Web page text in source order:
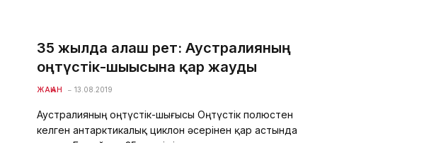
35 жылда алғаш рет: Аустралияның
оңтүстік-шығысына қар жауды
ЖАҺАН 13.08.2019
Аустралияның оңтүстік-шығысы Оңтүстік полюстен
келген антарктикалық циклон әсерінен қар астында